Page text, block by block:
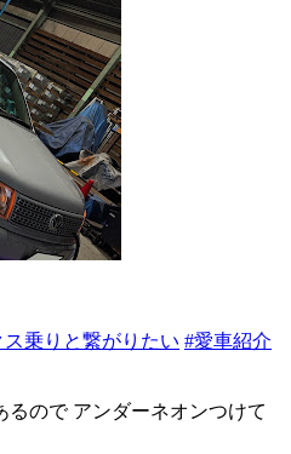
乗りと繋がりたい #愛車紹介
るので アンダーネオンつけて